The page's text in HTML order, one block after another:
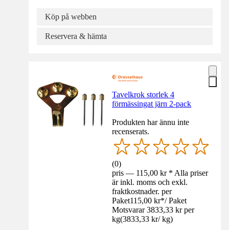
Köp på webben
Reservera & hämta
Tavelkrok storlek 4
förmässingat järn 2-pack
Produkten har ännu inte
recenserats.
(0)
pris — 115,00 kr * Alla priser
är inkl. moms och exkl.
fraktkostnader. per
Paket115,00 kr*/ Paket
Motsvarar 3833,33 kr per
kg(3833,33 kr/ kg)